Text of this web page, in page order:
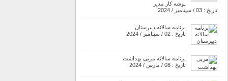
پوشه کار مدیر
تاریخ : 03 / سپتامبر / 2024
برنامه سالانه دبیرستان
تاریخ : 02 / سپتامبر / 2024
برنامه سالانه مربی بهداشت
تاریخ : 08 / مارس / 2024